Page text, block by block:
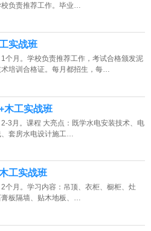
负责推荐工作。毕业…
实战班
个月。学校负责推荐工作，考试合格颁发泥
术培训合格证。每月都招生，每…
木工实战班
3月。课程 大亮点：既学水电安装技术、电
套房水电设计施工…
工实战班
个月。学习内容：吊顶、衣柜、橱柜、灶
膏板隔墙、贴木地板、…